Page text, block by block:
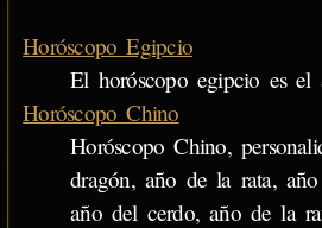
Horóscopo Egipcio
El horóscopo egipcio es el
Horóscopo Chino
Horóscopo Chino,
dragón, año de la rata,
año del cerdo, año de la